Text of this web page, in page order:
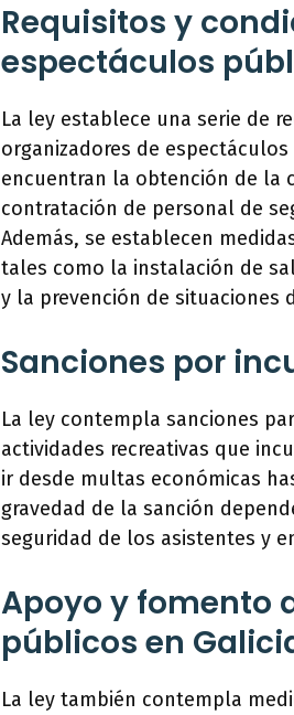
Requisitos y
espectáculos
La ley establece una serie de
organizadores de
encuentran la obtención de la
contratación de personal de
Además, se establecen
tales como la instalación de
y la prevención de situaciones
Sanciones por
La ley contempla sanciones
actividades recreativas que
ir desde multas económicas
gravedad de la sanción
seguridad de los asistentes y
Apoyo y fomento
públicos en
La ley también contempla